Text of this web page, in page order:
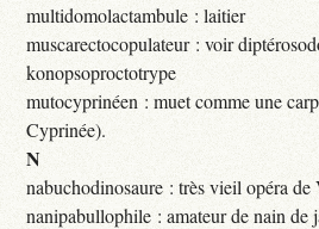
multidomolactambule : laitier
muscarectocopulateur : voir
konopsoproctotrype
mutocyprinéen : muet comme une
Cyprinée).
N
nabuchodinosaure : très vieil opéra de
nanipabullophile : amateur de nain de